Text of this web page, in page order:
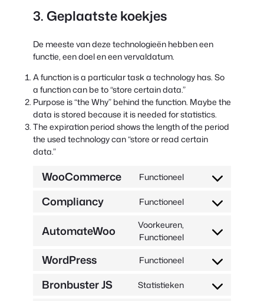
3. Geplaatste koekjes
De meeste van deze technologieën hebben een
functie, een doel en een vervaldatum.
A function is a particular task a technology has. So
a function can be to “store certain data.”
Purpose is “the Why” behind the function. Maybe the
data is stored because it is needed for statistics.
The expiration period shows the length of the period
the used technology can “store or read certain
data.”
WooCommerce Functioneel
Toestemming
service
Compliancy Functioneel
Toestemming
service
AutomateWoo
Voorkeuren,
Functioneel
Toestemming
service
WordPress Functioneel
Toestemming
service
Bronbuster JS Statistieken
Toestemming